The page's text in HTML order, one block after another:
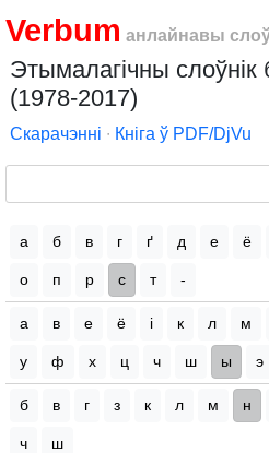
Verbum анлайнавы
Этымалагічны
(1978-2017)
Скарачэнні ∙ Кніга ў PDF/DjVu
а б в г ґ д е ё
о п р с т -
а в е ё і к л м
у ф х ц ч ш ы э
б в г з к л м н
ч ш